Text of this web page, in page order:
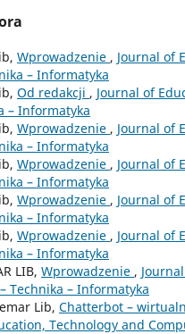
Wprowadzenie , Journal of
– Informatyka
Od redakcji , Journal of
– Informatyka
Wprowadzenie , Journal of
– Informatyka
Wprowadzenie , Journal of
– Informatyka
Wprowadzenie , Journal of
– Informatyka
Wprowadzenie , Journal of
– Informatyka
LIB, Wprowadzenie ,
Technika – Informatyka
Lib, Chatterbot –
Technology and